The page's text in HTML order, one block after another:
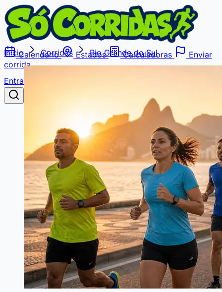
Calendário Estados Calculadoras
Enviar
corrida
Entrar
Início Corridas Rio Grande do Sul